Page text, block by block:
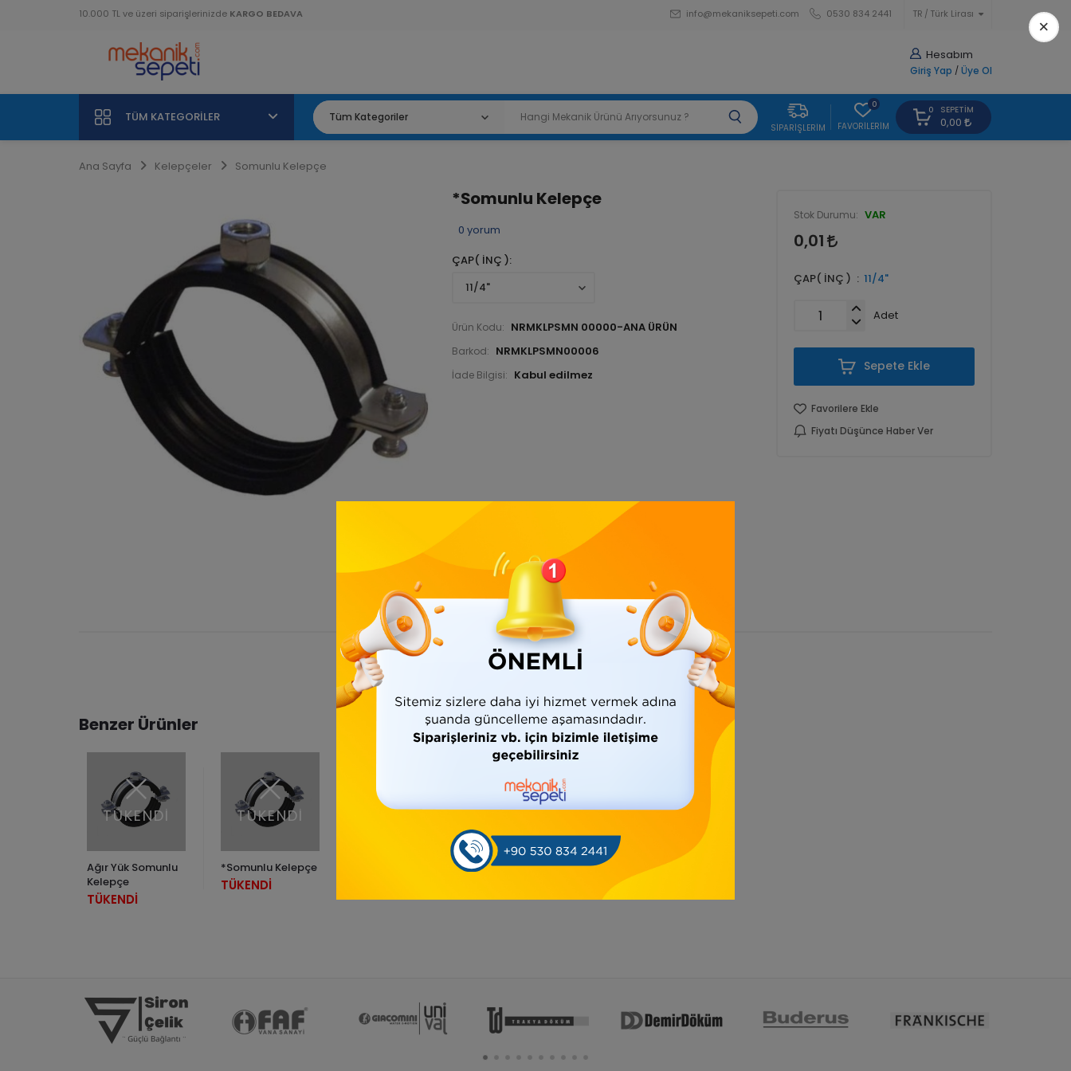
10.000 TL ve üzeri siparişlerinizde KARGO BEDAVA TR Türk Lirası
info@mekaniksepeti.com 0530 834 2441
Hesabım
Giriş Yap / Üye Ol
TÜM KATEGORILER
SIPARIŞLERIM
0
FAVORILERIM
0 SEPETIM
0,00
Ana Sayfa Kelepçeler Somunlu Kelepçe
*Somunlu Kelepçe
0 yorum
ÇAP( İNÇ )
Ürün Kodu: NRMKLPSMN 00000-ANA ÜRÜN
Barkod: NRMKLPSMN00006
İade Bilgisi:
Stok Durumu: VAR
0,01
ÇAP( İNÇ ) 11/4"
Adet
Sepete Ekle
Favorilere Ekle
Fiyatı Düşünce Haber Ver
Ürün Bilgisi Yorumlar (0)
Benzer Ürünler
TÜKENDİ
Ağır Yük Somunlu
Kelepçe
TÜKENDİ
TÜKENDİ
*Somunlu Kelepçe
TÜKENDİ
×